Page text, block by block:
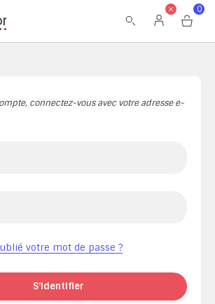
pas correctement dans le cas où
0
connectez-vous avec votre adresse e-
votre mot de passe ?
S'identifier